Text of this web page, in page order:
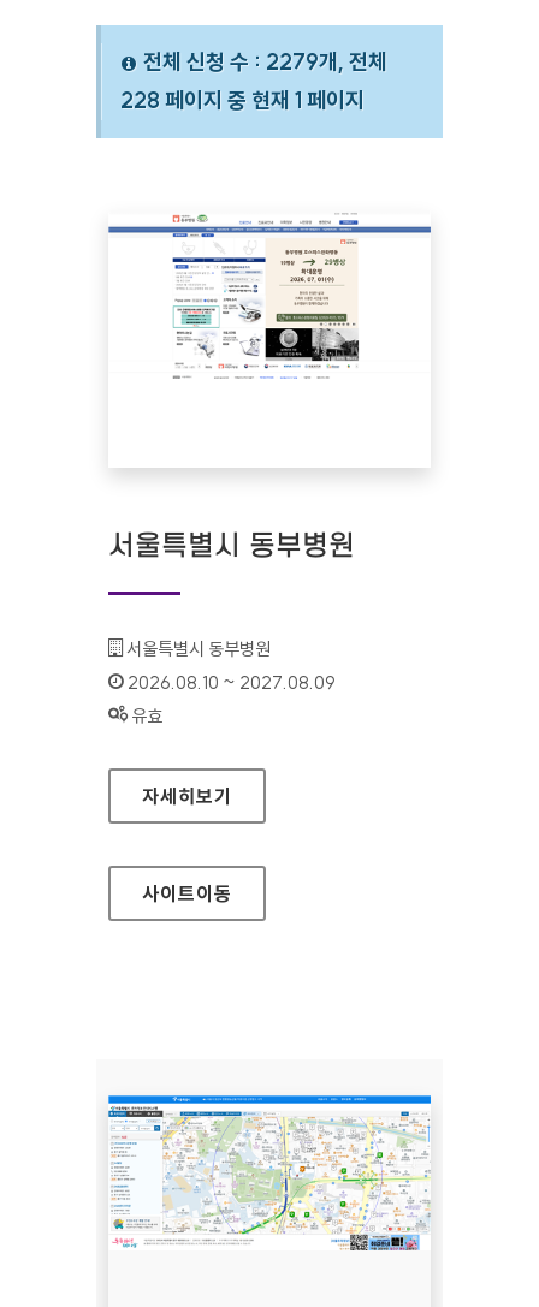
전체 신청 수 : 2279개, 전체
228 페이지 중 현재 1 페이지
서울특별시 동부병원
기관명 :
서울특별시 동부병원
인증기간 :
2026.08.10 ~ 2027.08.09
상태 :
유효
서울특별시 동부병원
자세히보기
사이트이동